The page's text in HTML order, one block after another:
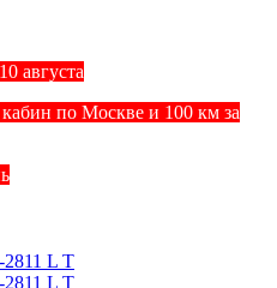
по Москве и 100 км за